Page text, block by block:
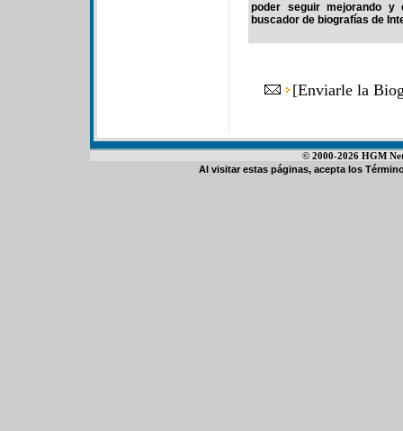
poder seguir mejorando y
buscador de biografías de
[Enviarle la
© 2000-2026 HGM
Al visitar estas páginas, acepta los